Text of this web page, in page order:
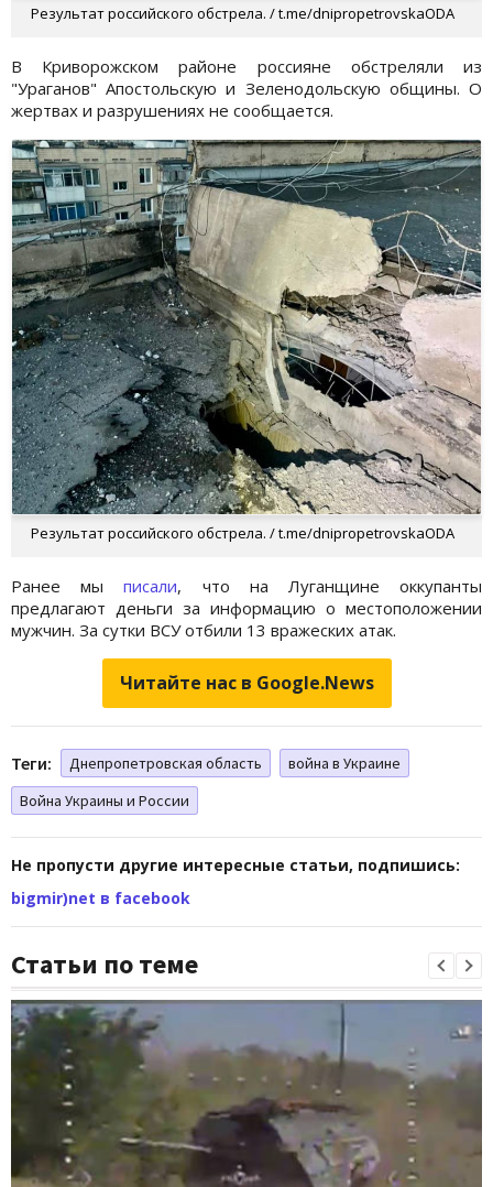
Результат российского обстрела. / t.me/dnipropetrovskaODA
В Криворожском районе россияне обстреляли из
"Ураганов" Апостольскую и Зеленодольскую общины. О
жертвах и разрушениях не сообщается.
Результат российского обстрела. / t.me/dnipropetrovskaODA
Ранее мыписали, что на Луганщине оккупанты
предлагают деньги за информацию о местоположении
мужчин. За сутки ВСУ отбили 13 вражеских атак.
Читайте нас в Google.News
Теги: Днепропетровская область
война в Украине
Война Украины и России
Не пропусти другие интересные статьи, подпишись:
bigmir)net в facebook
Статьи по теме